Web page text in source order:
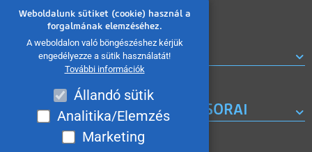
Weboldalunk sütiket (cookie) használ a
forgalmának elemzéséhez.
A weboldalon való böngészéshez kérjük
engedélyezze a sütik használatát!
További információk
Állandó sütik
Analitika/Elemzés
Marketing
OLDALTÉRKÉP
ROVATOK
A MISKOLC TV KORÁBBI MŰSORAI